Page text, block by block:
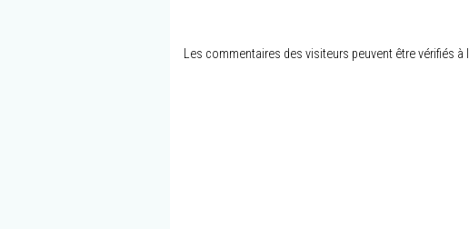
Les commentaires des visiteurs peuvent être vérifiés